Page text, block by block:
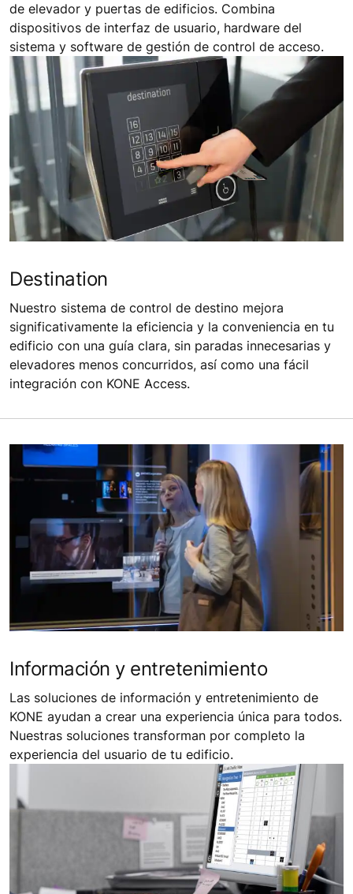
de elevador y puertas de edificios. Combina
dispositivos de interfaz de usuario, hardware del
sistema y software de gestión de control de acceso.
Destination
Nuestro sistema de control de destino mejora
significativamente la eficiencia y la conveniencia en tu
edificio con una guía clara, sin paradas innecesarias y
elevadores menos concurridos, así como una fácil
integración con KONE Access.
Información y entretenimiento
Las soluciones de información y entretenimiento de
KONE ayudan a crear una experiencia única para todos.
Nuestras soluciones transforman por completo la
experiencia del usuario de tu edificio.